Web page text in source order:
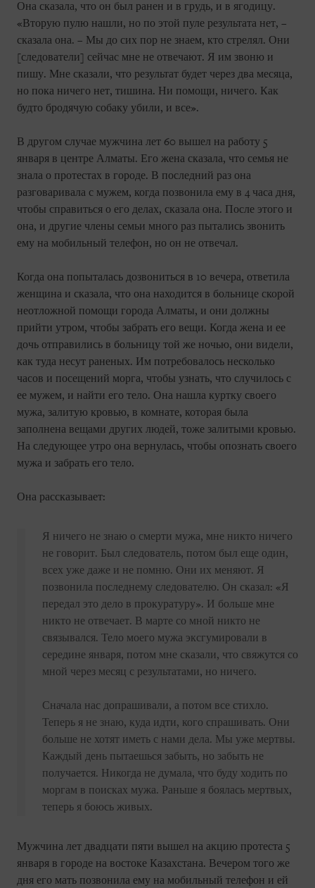
Она сказала, что он был ранен и в грудь, и в ягодицу.
«Вторую пулю нашли, но по этой пуле результата нет, –
сказала она. – Мы до сих пор не знаем, кто стрелял. Они
[следователи] сейчас мне не отвечают. Я им звоню и
пишу. Мне сказали, что результат будет через два месяца,
но пока ничего нет, тишина. Ни помощи, ничего. Как
будто бродячую собаку убили, и все».
В другом случае мужчина лет 60 вышел на работу 5
января в центре Алматы. Его жена сказала, что семья не
знала о протестах в городе. В последний раз она
разговаривала с мужем, когда позвонила ему в 4 часа дня,
чтобы справиться о его делах, сказала она. После этого и
она, и другие члены семьи много раз пытались звонить
ему на мобильный телефон, но он не отвечал.
Когда она попыталась дозвониться в 10 вечера, ответила
женщина и сказала, что она находится в больнице скорой
неотложной помощи города Алматы, и они должны
прийти утром, чтобы забрать его вещи. Когда жена и ее
дочь отправились в больницу той же ночью, они видели,
как туда несут раненых. Им потребовалось несколько
часов и посещений морга, чтобы узнать, что случилось с
ее мужем, и найти его тело. Она нашла куртку своего
мужа, залитую кровью, в комнате, которая была
заполнена вещами других людей, тоже залитыми кровью.
На следующее утро она вернулась, чтобы опознать своего
мужа и забрать его тело.
Она рассказывает:
Я ничего не знаю о смерти мужа, мне никто ничего
не говорит. Был следователь, потом был еще один,
всех уже даже и не помню. Они их меняют. Я
позвонила последнему следователю. Он сказал: «Я
передал это дело в прокуратуру». И больше мне
никто не отвечает. В марте со мной никто не
связывался. Тело моего мужа эксгумировали в
середине января, потом мне сказали, что свяжутся со
мной через месяц с результатами, но ничего.
Сначала нас допрашивали, а потом все стихло.
Теперь я не знаю, куда идти, кого спрашивать. Они
больше не хотят иметь с нами дела. Мы уже мертвы.
Каждый день пытаешься забыть, но забыть не
получается. Никогда не думала, что буду ходить по
моргам в поисках мужа. Раньше я боялась мертвых,
теперь я боюсь живых.
Мужчина лет двадцати пяти вышел на акцию протеста 5
января в городе на востоке Казахстана. Вечером того же
дня его мать позвонила ему на мобильный телефон и ей